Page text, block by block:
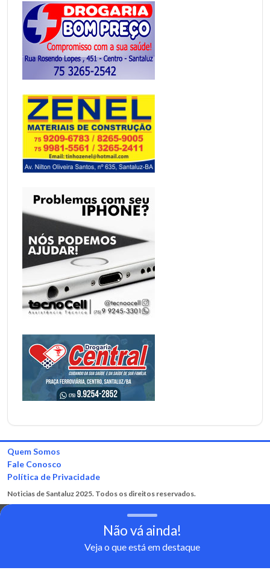
Quem Somos
Fale Conosco
Política de Privacidade
Noticias de Santaluz 2025. Todos os direitos reservados.
Não vá ainda!
Veja o que está em destaque